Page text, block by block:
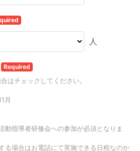
人
Required
はチェックしてください。
月
動指導者研修会への参加が必須となりま
る場合はお電話にて実施できる日程なのか